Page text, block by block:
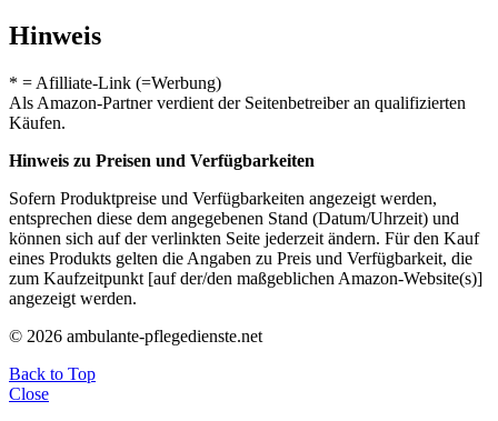
Hinweis
* = Afilliate-Link (=Werbung)
Als Amazon-Partner verdient der Seitenbetreiber an qualifizierten
Käufen.
Hinweis zu Preisen und Verfügbarkeiten
Sofern Produktpreise und Verfügbarkeiten angezeigt werden,
entsprechen diese dem angegebenen Stand (Datum/Uhrzeit) und
können sich auf der verlinkten Seite jederzeit ändern. Für den Kauf
eines Produkts gelten die Angaben zu Preis und Verfügbarkeit, die
zum Kaufzeitpunkt [auf der/den maßgeblichen Amazon-Website(s)]
angezeigt werden.
© 2026 ambulante-pflegedienste.net
Back to Top
Close